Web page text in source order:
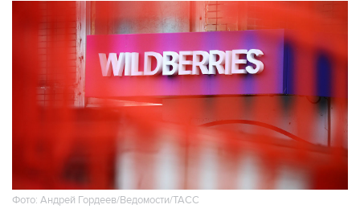
Фото: Андрей Гордеев/Ведомости/ТАСС